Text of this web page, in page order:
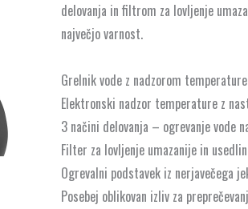
delovanja in filtrom za lovljenje
največjo varnost.
Grelnik vode z nadzorom temperature
Elektronski nadzor temperature z
3 načini delovanja – ogrevanje vode
Filter za lovljenje umazanije in usedlin
Ogrevalni podstavek iz nerjavečega
Posebej oblikovan izliv za